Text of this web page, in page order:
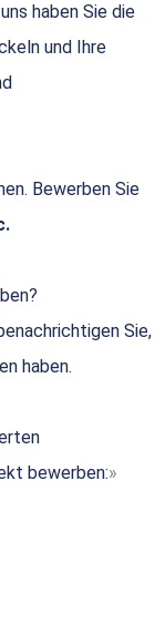
haben Sie die
und Ihre
Bewerben Sie
Sie,
haben.
bewerben: